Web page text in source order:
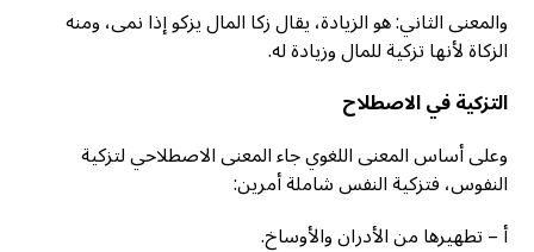
والمعنى الثاني: هو الزيادة، يقال زكا المال يزكو إذا نمى، ومنه
الزكاة لأنها تزكية للمال وزيادة له.
التزكية في الاصطلاح
وعلى أساس المعنى اللغوي جاء المعنى الاصطلاحي لتزكية
النفوس، فتزكية النفس شاملة أمرين:
أ – تطهيرها من الأدران والأوساخ.